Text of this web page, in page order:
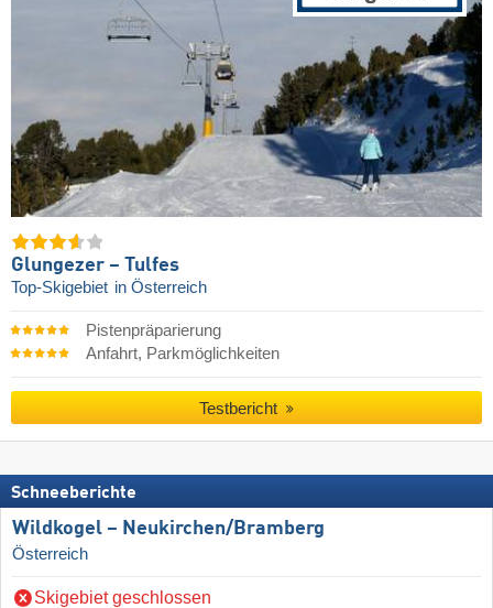
Glungezer – Tulfes
Top-Skigebiet in Österreich
Pistenpräparierung
Anfahrt, Parkmöglichkeiten
Testbericht
Schneeberichte
Wildkogel – Neukirchen/​Bramberg
Österreich
Skigebiet geschlossen